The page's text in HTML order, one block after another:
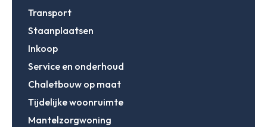
Transport
Staanplaatsen
Inkoop
Service en onderhoud
Chaletbouw op maat
Tijdelijke woonruimte
Mantelzorgwoning